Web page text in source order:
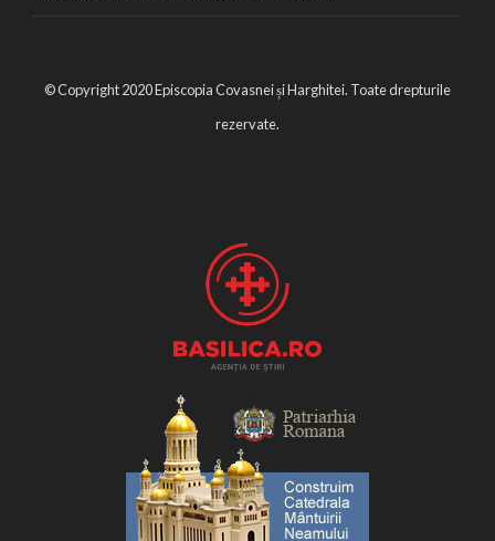
© Copyright 2020 Episcopia Covasnei și Harghitei. Toate drepturile
rezervate.